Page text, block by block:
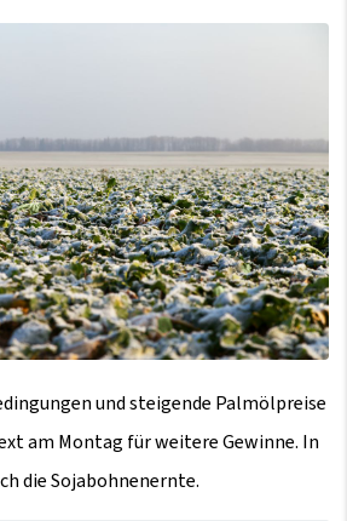
und steigende Palmölpreise
am Montag für weitere Gewinne. In
die Sojabohnenernte.